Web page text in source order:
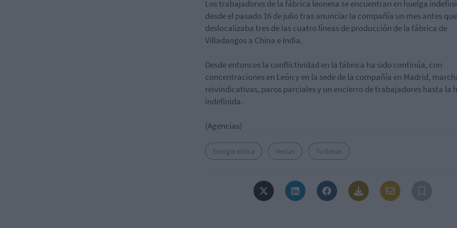
Los trabajadores de la fábrica leonesa se encuentran en huelga
desde el pasado 16 de julio tras anunciar la compañía un mes antes que
deslocalizaba tres de las cuatro líneas de producción de la fábrica de
Villadangos a China e India.
Desde entonces la conflictividad en la fábrica ha sido continúa, con
concentraciones en León y en la sede de la compañía en Madrid,
reivindicativas, paros parciales y un encierro de trabajadores hasta la
indefinida.
(Agencias)
Energía eólica Vestas Turbinas